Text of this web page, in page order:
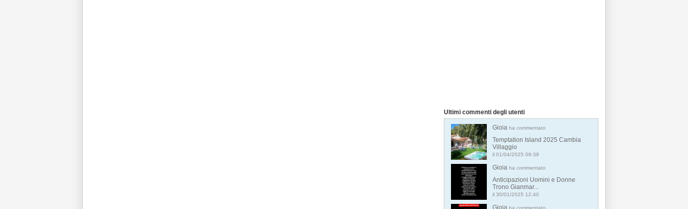
Ultimi commenti degli utenti
Gioia ha commentato
Temptation Island 2025 Cambia
Villaggio
il 01/04/2025 09:39
Gioia ha commentato
Anticipazioni Uomini e Donne
Trono Gianmar...
il 30/01/2025 12:40
Gioia ha commentato